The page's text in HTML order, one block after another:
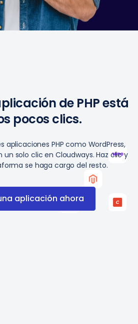
de PHP está
pocos clics.
aplicaciones PHP como WordPress,
un solo clic en Cloudways. Haz clic y
se haga cargo del resto.
aplicación ahora